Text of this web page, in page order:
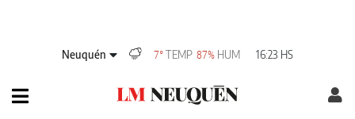
Neuquén 7° TEMP 87% HUM 16:23 HS